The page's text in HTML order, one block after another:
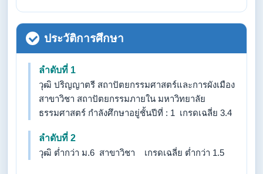
ประวัติการศึกษา
ลำดับที่ 1
วุฒิ ปริญญาตรี สถาปัตยกรรมศาสตร์และการผังเมือง
สาขาวิชา สถาปัตยกรรมภายใน มหาวิทยาลัย
ธรรมศาสตร์ กำลังศึกษาอยู่ชั้นปีที่ : 1 เกรดเฉลี่ย 3.4
ลำดับที่ 2
วุฒิ ต่ำกว่า ม.6 สาขาวิชา เกรดเฉลี่ย ต่ำกว่า 1.5